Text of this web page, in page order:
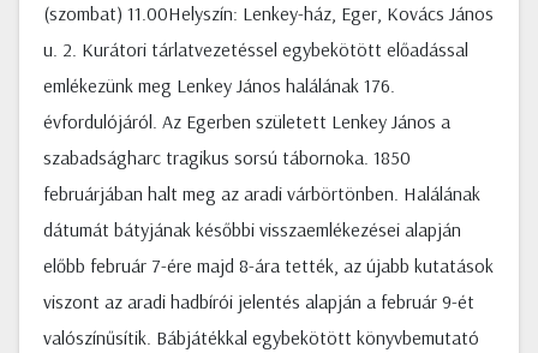
(szombat) 11.00Helyszín: Lenkey-ház, Eger, Kovács János
u. 2. Kurátori tárlatvezetéssel egybekötött előadással
emlékezünk meg Lenkey János halálának 176.
évfordulójáról. Az Egerben született Lenkey János a
szabadságharc tragikus sorsú tábornoka. 1850
februárjában halt meg az aradi várbörtönben. Halálának
dátumát bátyjának későbbi visszaemlékezései alapján
előbb február 7-ére majd 8-ára tették, az újabb kutatások
viszont az aradi hadbírói jelentés alapján a február 9-ét
valószínűsítik. Bábjátékkal egybekötött könyvbemutató